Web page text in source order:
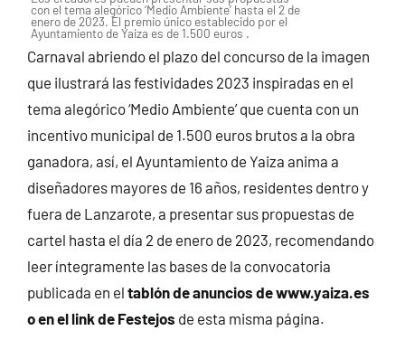
con el tema alegórico ‘Medio Ambiente’ hasta el 2 de
enero de 2023. El premio único establecido por el
Ayuntamiento de Yaiza es de 1.500 euros .
Carnaval abriendo el plazo del concurso de la imagen
que ilustrará las festividades 2023 inspiradas en el
tema alegórico ‘Medio Ambiente’ que cuenta con un
incentivo municipal de 1.500 euros brutos a la obra
ganadora, así, el Ayuntamiento de Yaiza anima a
diseñadores mayores de 16 años, residentes dentro y
fuera de Lanzarote, a presentar sus propuestas de
cartel hasta el día 2 de enero de 2023, recomendando
leer íntegramente las bases de la convocatoria
publicada en el tablón de anuncios de www.yaiza.es
o en el link de Festejos de esta misma página.